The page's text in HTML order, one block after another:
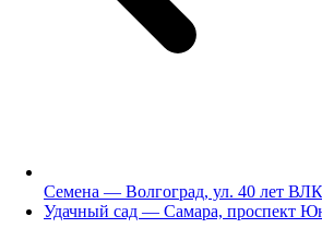
Семена — Волгоград, ул. 40 лет
Удачный сад — Самара, проспект